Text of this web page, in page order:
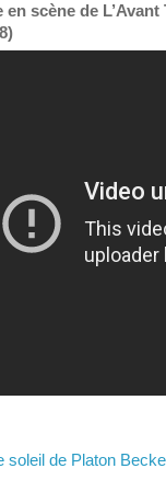
en scène de
soleil de Platon